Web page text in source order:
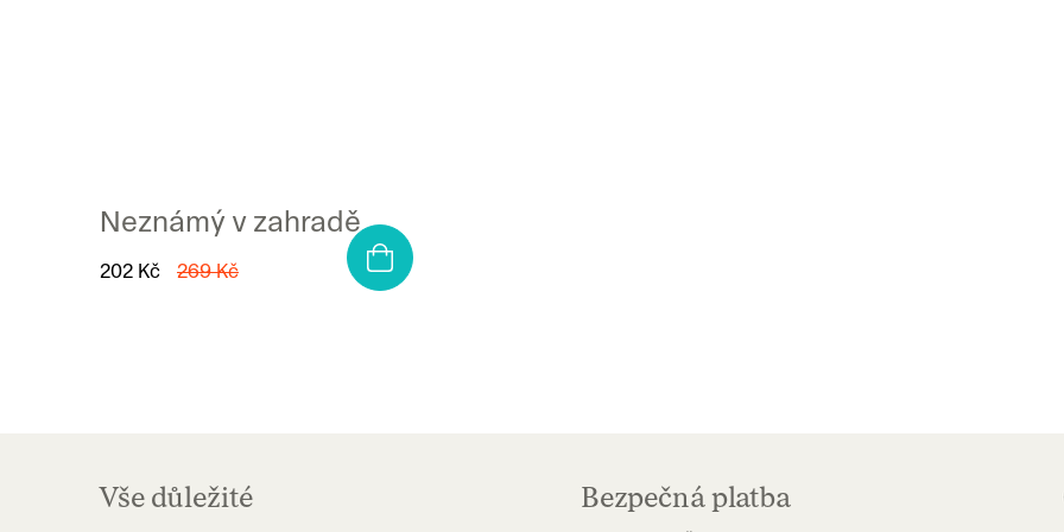
Neznámý v zahradě
202 Kč 269 Kč
Vše důležité Bezpečná platba